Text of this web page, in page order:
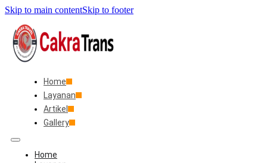
Skip to main contentSkip to footer
Home
Layanan
Artikel
Gallery
Home